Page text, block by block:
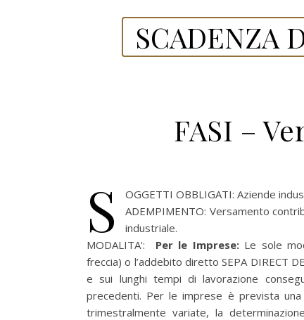
SCADENZA
FASI –
S
OGGETTI OBBLIGATI: Aziende
ADEMPIMENTO: Versamento
industriale.
MODALITA': Per le Imprese: Le sole
freccia) o l’addebito diretto SEPA DIRECT
e sui lunghi tempi di lavorazione
precedenti. Per le imprese è prevista una
trimestralmente variate, la